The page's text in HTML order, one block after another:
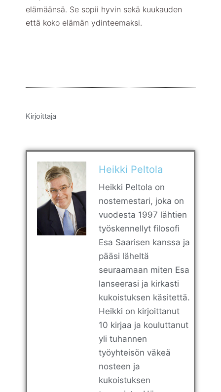
elämäänsä. Se sopii hyvin sekä kuukauden
että koko elämän ydinteemaksi.
Kirjoittaja
Heikki Peltola
Heikki Peltola on
nostemestari, joka on
vuodesta 1997 lähtien
työskennellyt filosofi
Esa Saarisen kanssa ja
pääsi läheltä
seuraamaan miten Esa
lanseerasi ja kirkasti
kukoistuksen käsitettä.
Heikki on kirjoittanut
10 kirjaa ja kouluttanut
yli tuhannen
työyhteisön väkeä
nosteen ja
kukoistuksen